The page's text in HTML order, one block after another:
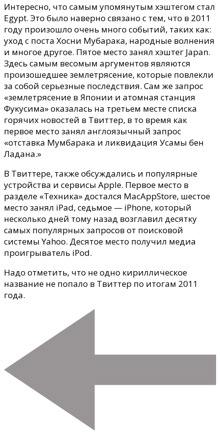
Интересно, что самым упомянутым хэштегом стал
Egypt. Это было наверно связано с тем, что в 2011
году произошло очень много событий, таких как:
уход с поста Хосни Мубарака, народные волнения
и многое другое. Пятое место занял хэштег Japan.
Здесь самым весомым аргументов являются
произошедшее землетрясение, которые повлекли
за собой серьезные последствия. Сам же запрос
«землетрясение в Японии и атомная станция
Фукусима» оказалась на третьем месте списка
горячих новостей в Твиттер, в то время как
первое место занял англоязычный запрос
«отставка Мумбарака и ликвидация Усамы бен
Ладана.»
В Твиттере, также обсуждались и популярные
устройства и сервисы Apple. Первое место в
разделе «Техника» достался MacAppStore, шестое
место занял iPad, седьмое — iPhone, который
несколько дней тому назад возглавил десятку
самых популярных запросов от поисковой
системы Yahoo. Десятое место получил медиа
проигрыватель iPod.
Надо отметить, что не одно кириллическое
название не попало в Твиттер по итогам 2011
года.